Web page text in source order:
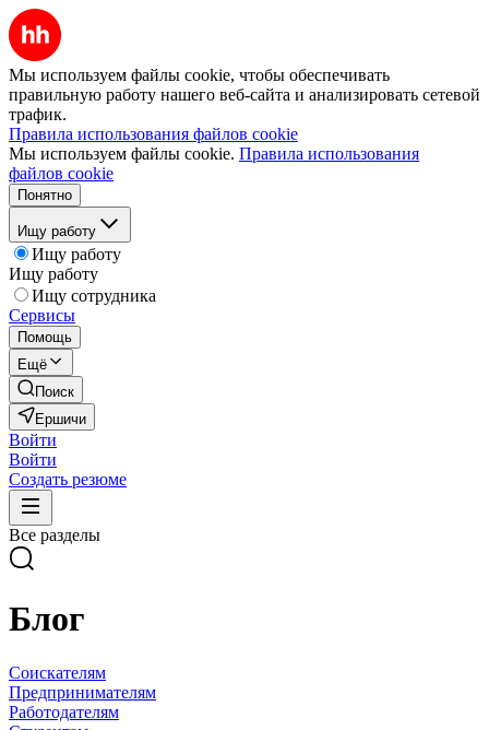
Мы используем файлы cookie, чтобы обеспечивать
правильную работу нашего веб-сайта и анализировать сетевой
трафик.
Правила использования файлов cookie
Мы используем файлы cookie. Правила использования
файлов cookie
Понятно
Ищу работу
Ищу работу
Ищу работу
Ищу сотрудника
Сервисы
Помощь
Ещё
Поиск
Ершичи
Войти
Войти
Создать резюме
Все разделы
Блог
Соискателям
Предпринимателям
Работодателям